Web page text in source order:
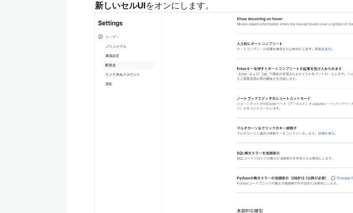
新しいセルUIをオンにします。